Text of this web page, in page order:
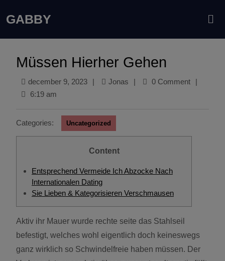
GABBY
Müssen Hierher Gehen
december 9, 2023 | Jonas | 0 Comment
|
6:19 am
Categories: Uncategorized
Content
Entsprechend Vermeide Ich Abzocke Nach
Internationalen Dating
Sie Lieben & Kategorisieren Verschmausen
Aktiv ihr Mauer wurde rechte seite das Stahlseil
befestigt, welches wohl eigentlich doch keineswegs
ganz wirklich so Schwindelfreie haben müssen. Der